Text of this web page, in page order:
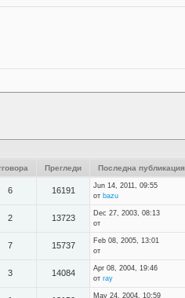
Прегледи Последна публикация
6 16191
Jun 14, 2011, 09:55
от bazu
2 13723
Dec 27, 2003, 08:13
от
7 15737
Feb 08, 2005, 13:01
от
3 14084
Apr 08, 2004, 19:46
от ray
May 24, 2004, 10:59